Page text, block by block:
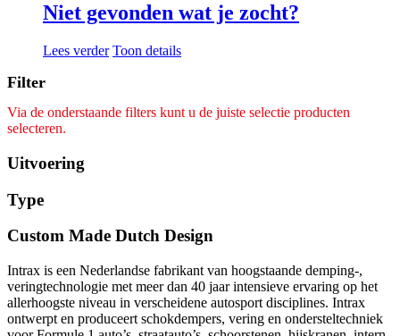
Niet gevonden wat je zocht?
Lees verder Toon details
Filter
Via de onderstaande filters kunt u de juiste selectie producten
selecteren.
Uitvoering
Type
Custom Made Dutch Design
Intrax is een Nederlandse fabrikant van hoogstaande demping-,
veringtechnologie met meer dan 40 jaar intensieve ervaring op het
allerhoogste niveau in verscheidene autosport disciplines. Intrax
ontwerpt en produceert schokdempers, vering en ondersteltechniek